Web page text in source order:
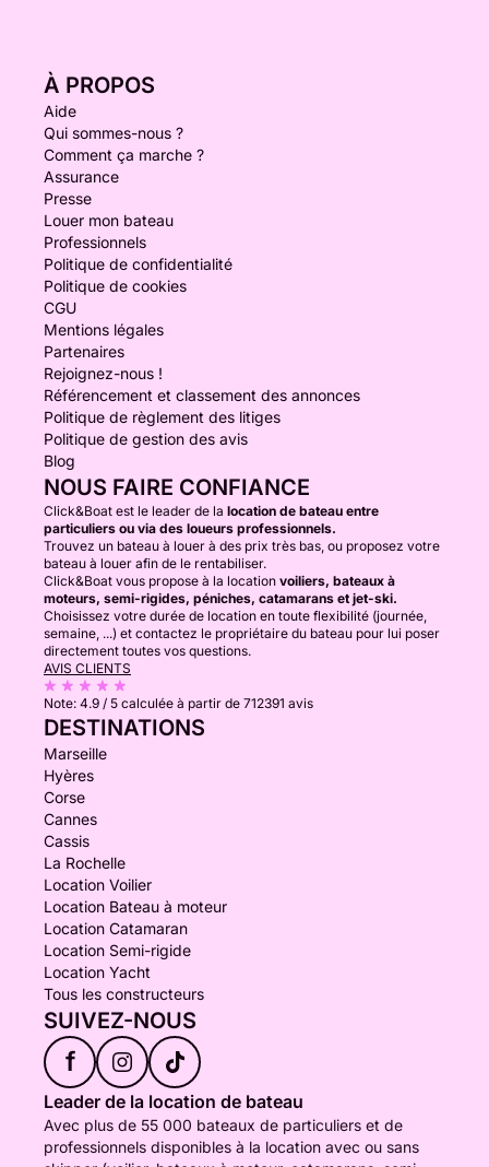
À PROPOS
Aide
Qui sommes-nous ?
Comment ça marche ?
Assurance
Presse
Louer mon bateau
Professionnels
Politique de confidentialité
Politique de cookies
CGU
Mentions légales
Partenaires
Rejoignez-nous !
Référencement et classement des annonces
Politique de règlement des litiges
Politique de gestion des avis
Blog
NOUS FAIRE CONFIANCE
Click&Boat est le leader de la location de bateau entre
particuliers ou via des loueurs professionnels.
Trouvez un bateau à louer à des prix très bas, ou proposez votre
bateau à louer afin de le rentabiliser.
Click&Boat vous propose à la location voiliers, bateaux à
moteurs, semi-rigides, péniches, catamarans et jet-ski.
Choisissez votre durée de location en toute flexibilité (journée,
semaine, ...) et contactez le propriétaire du bateau pour lui poser
directement toutes vos questions.
AVIS CLIENTS
Note: 4.9 / 5 calculée à partir de 712391 avis
DESTINATIONS
Marseille
Hyères
Corse
Cannes
Cassis
La Rochelle
Location Voilier
Location Bateau à moteur
Location Catamaran
Location Semi-rigide
Location Yacht
Tous les constructeurs
SUIVEZ-NOUS
f
Leader de la location de bateau
Avec plus de 55 000 bateaux de particuliers et de
professionnels disponibles à la location avec ou sans